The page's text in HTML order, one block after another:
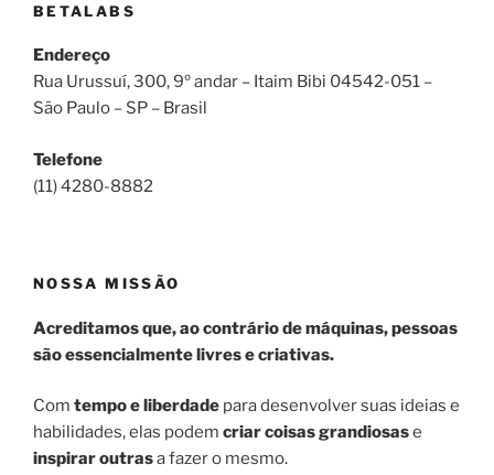
BETALABS
Endereço
​Rua Urussuí, 300, 9º andar – Itaim Bibi 04542-051 –
São Paulo – SP – Brasil
Telefone
(11) 4280-8882
NOSSA MISSÃO
Acreditamos que, ao contrário de máquinas, pessoas
são essencialmente livres e criativas.
Com tempo e liberdade para desenvolver suas ideias e
habilidades, elas podem criar coisas grandiosase
inspirar outrasa fazer o mesmo.